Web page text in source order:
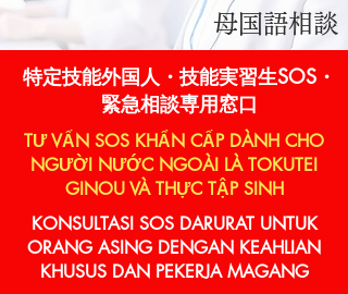
​母国語相談
特定技能外国人・技能実習生SOS・
緊急相談専用窓口
TƯ VẤN SOS KHẨN CẤP DÀNH CHO
NGƯỜI NƯỚC NGOÀI LÀ TOKUTEI
GINOU VÀ THỰC TẬP SINH
KONSULTASI SOS DARURAT UNTUK
ORANG ASING DENGAN KEAHLIAN
KHUSUS DAN PEKERJA MAGANG